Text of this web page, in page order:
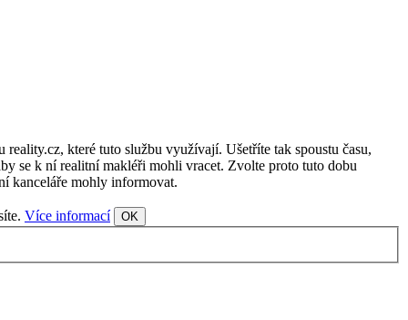
které tuto službu využívají. Ušetříte tak spoustu času,
se k ní realitní makléři mohli vracet. Zvolte proto tuto dobu
kanceláře mohly informovat.
Více informací OK